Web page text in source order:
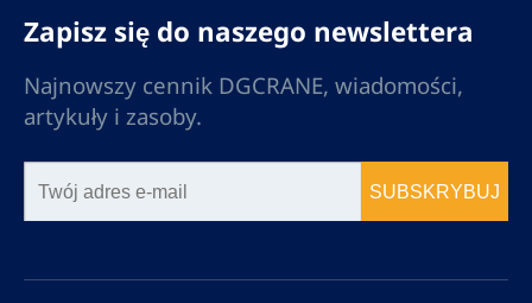
Zapisz się do naszego newslettera
Najnowszy cennik DGCRANE, wiadomości,
artykuły i zasoby.
SUBSKRYBUJ